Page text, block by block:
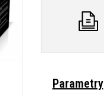
Parametry